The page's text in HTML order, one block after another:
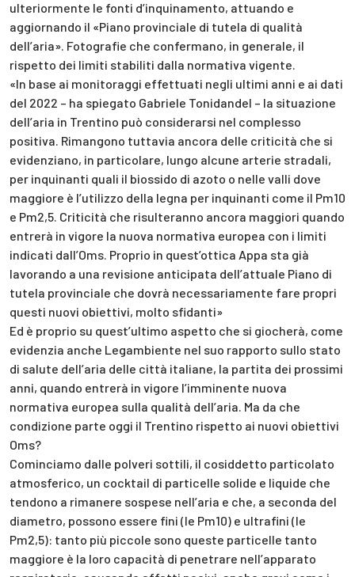
ulteriormente le fonti d’inquinamento, attuando e
aggiornando il «Piano provinciale di tutela di qualità
dell’aria». Fotografie che confermano, in generale, il
rispetto dei limiti stabiliti dalla normativa vigente.
«In base ai monitoraggi effettuati negli ultimi anni e ai dati
del 2022 – ha spiegato Gabriele Tonidandel – la situazione
dell’aria in Trentino può considerarsi nel complesso
positiva. Rimangono tuttavia ancora delle criticità che si
evidenziano, in particolare, lungo alcune arterie stradali,
per inquinanti quali il biossido di azoto o nelle valli dove
maggiore è l’utilizzo della legna per inquinanti come il Pm10
e Pm2,5. Criticità che risulteranno ancora maggiori quando
entrerà in vigore la nuova normativa europea con i limiti
indicati dall’Oms. Proprio in quest’ottica Appa sta già
lavorando a una revisione anticipata dell’attuale Piano di
tutela provinciale che dovrà necessariamente fare propri
questi nuovi obiettivi, molto sfidanti»
Ed è proprio su quest’ultimo aspetto che si giocherà, come
evidenzia anche Legambiente nel suo rapporto sullo stato
di salute dell’aria delle città italiane, la partita dei prossimi
anni, quando entrerà in vigore l’imminente nuova
normativa europea sulla qualità dell’aria. Ma da che
condizione parte oggi il Trentino rispetto ai nuovi obiettivi
Oms?
Cominciamo dalle polveri sottili, il cosiddetto particolato
atmosferico, un cocktail di particelle solide e liquide che
tendono a rimanere sospese nell’aria e che, a seconda del
diametro, possono essere fini (le Pm10) e ultrafini (le
Pm2,5): tanto più piccole sono queste particelle tanto
maggiore è la loro capacità di penetrare nell’apparato